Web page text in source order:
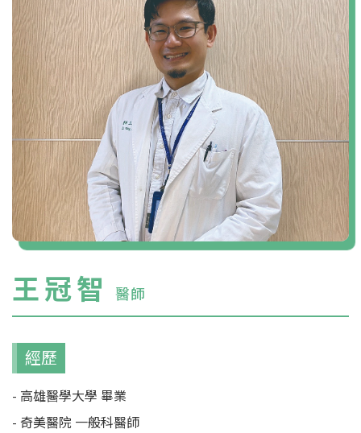
王冠智 醫師
經歷
- 高雄醫學大學 畢業
- 奇美醫院 一般科醫師